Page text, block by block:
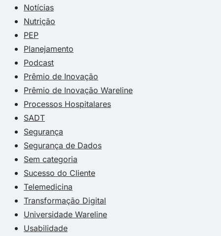
Notícias
Nutrição
PEP
Planejamento
Podcast
Prêmio de Inovação
Prêmio de Inovação Wareline
Processos Hospitalares
SADT
Segurança
Segurança de Dados
Sem categoria
Sucesso do Cliente
Telemedicina
Transformação Digital
Universidade Wareline
Usabilidade